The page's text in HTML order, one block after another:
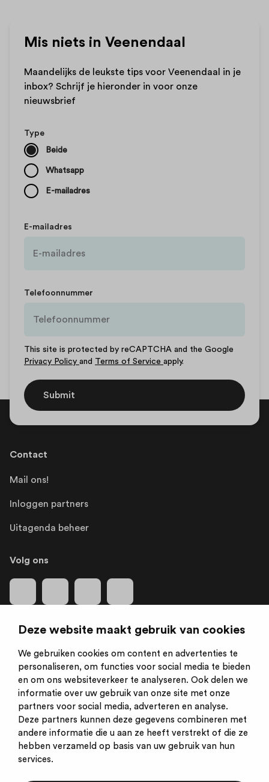
Deze website maakt gebruik van cookies
We gebruiken cookies om content en advertenties te
personaliseren, om functies voor social media te bieden
en om ons websiteverkeer te analyseren. Ook delen we
informatie over uw gebruik van onze site met onze
partners voor social media, adverteren en analyse.
Deze partners kunnen deze gegevens combineren met
andere informatie die u aan ze heeft verstrekt of die ze
hebben verzameld op basis van uw gebruik van hun
services.
Mis niets in Veenendaal
Maandelijks de leukste tips voor Veenendaal in je
inbox? Schrijf je hieronder in voor onze
nieuwsbrief
Type
Beide
Whatsapp
E-mailadres
E-mailadres
Telefoonnummer
This site is protected by reCAPTCHA and the Google
Privacy Policy and Terms of Service apply.
Submit
Contact
Mail ons!
Inloggen partners
Uitagenda beheer
Volg ons
Is een initiatief van: